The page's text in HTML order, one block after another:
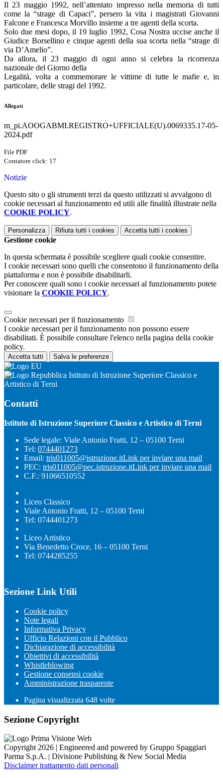
Il 23 maggio 1992, nell’attentato impresso nella memoria di tutti
come la “strage di Capaci”, persero la vita i magistrati Giovanni
Falcone e Francesca Morvillo insieme a tre agenti della scorta.
Solo due mesi dopo, il 19 luglio 1992, Cosa Nostra uccise anche il
Giudice Borsellino e cinque agenti della sua scorta nella “strage di
via D’Amelio”.
Da allora, il 23 maggio di ogni anno si celebra la ricorrenza
nazionale del Giorno della
Legalità, volta a commemorare le vittime di tutte le mafie e, in
particolare, delle stragi del 1992.
Allegati
m_pi.AOOGABMI.REGISTRO+UFFICIALE(U).0069335.17-05-
2024.pdf
File PDF
Contatore click: 17
Notizie
Questo sito o gli strumenti terzi da questo utilizzati si avvalgono di
cookie necessari al funzionamento ed utili alle finalità illustrate nella
COOKIE POLICY.
Personalizza Rifiuta tutti i cookies Accetta tutti i cookies
Gestione cookie
In questa schermata è possibile scegliere quali cookie consentire.
I cookie necessari sono quelli che consentono il funzionamento della
piattaforma e non è possibile disabilitarli.
Per conoscere quali sono i cookie necessari al funzionamento potete
visionare la COOKIE POLICY.
Cookie necessari per il funzionamento
I cookie necessari per il funzionamento non possono essere
disabilitati. È possibile consultare l'elenco nella pagina della cookie
policy.
Accetta tutti Salva le preferenze
Istituto di Istruzione Superiore Classico e
Artistico di Terni
Contatti
Istituto di Istruzione Superiore Classico e Artistico di Terni
Sede legale: Viale Antonio Fratti, 12 – 05100 Terni
Tel: 0744401273
Email: tris011005@istruzione.itLink per inviare una mail
PEC: tris011005@pec.istruzione.itLink per inviare una mail
C.F.: 91066510552
Liceo Classico
Viale Antonio Fratti, 12 – 05100 Terni
Tel: 0744401273
Liceo Artistico
Via Benedetto Croce, 16 – 05100 Terni
Tel: 0744285255
Sezione Link Utili
Cookie policy
Note legali
Informativa Privacy
Ufficio Relazioni con il Pubblico
Dichiarazione di accessibilità
Obiettivi di accessibilità
Whistleblowing
Gestione consensi cookie
Amministrazione trasparente
Pagina visualizzata 648 volte
Sezione Copyright
Copyright 2026 | Engineered and powered by Gruppo Spaggiari
Parma S.p.A. | Divisione Publishing & New Social Media
Disclaimer trattamento dati personali